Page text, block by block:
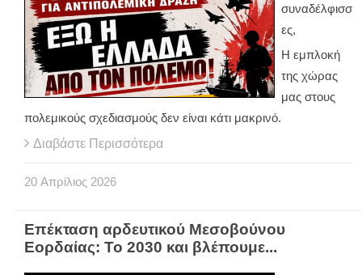
συναδέλφισσ
ες,
Η εμπλοκή
της χώρας
μας στους
πολεμικούς σχεδιασμούς δεν είναι κάτι μακρινό.
Διαβάστε Περισσότερα
20 Απρίλιος 2026
Επέκταση αρδευτικού Μεσοβούνου
Εορδαίας: Το 2030 και βλέπουμε...